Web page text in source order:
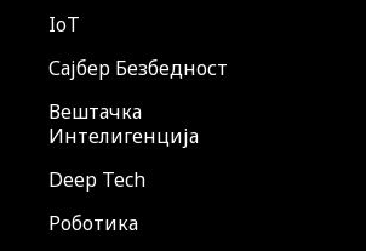
IoT
Сајбер Безбедност
Вештачка
Интелигенција
Deep Tech
Роботика